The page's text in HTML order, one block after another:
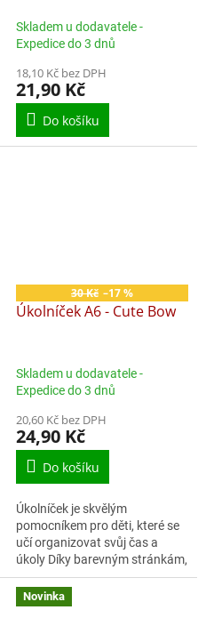
Skladem u dodavatele -
Expedice do 3 dnů
18,10 Kč bez DPH
21,90 Kč
Do košíku
30 Kč –17 %
Úkolníček A6 - Cute Bow
Skladem u dodavatele -
Expedice do 3 dnů
20,60 Kč bez DPH
24,90 Kč
Do košíku
Úkolníček je skvělým
pomocníkem pro děti, které se
učí organizovat svůj čas a
úkoly Díky barevným stránkám,
rozdělení na dny a měsíce si
snadno naplánují povinnosti a
termíny...
Novinka